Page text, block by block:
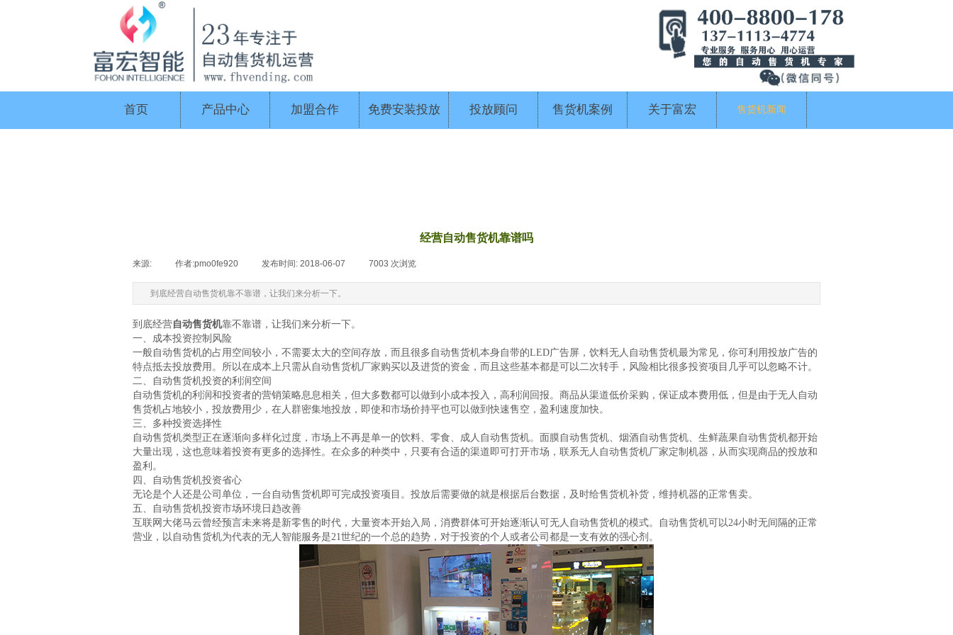
首页 产品中心 加盟合作 免费安装投放 投放顾问 售货机案例 关于富宏 售货机新闻
经营自动售货机靠谱吗
来源: 作者:pmo0fe920 发布时间: 2018-06-07 7003 次浏览
到底经营自动售货机靠不靠谱，让我们来分析一下。
到底经营自动售货机靠不靠谱，让我们来分析一下。
一、成本投资控制风险
一般自动售货机的占用空间较小，不需要太大的空间存放，而且很多自动售货机本身自带的LED广告屏，饮料无人自动售货机最为常见，你可利用投放广告的
特点抵去投放费用。所以在成本上只需从自动售货机厂家购买以及进货的资金，而且这些基本都是可以二次转手，风险相比很多投资项目几乎可以忽略不计。
二、自动售货机投资的利润空间
自动售货机的利润和投资者的营销策略息息相关，但大多数都可以做到小成本投入，高利润回报。商品从渠道低价采购，保证成本费用低，但是由于无人自动
售货机占地较小，投放费用少，在人群密集地投放，即使和市场价持平也可以做到快速售空，盈利速度加快。
三、多种投资选择性
自动售货机类型正在逐渐向多样化过度，市场上不再是单一的饮料、零食、成人自动售货机。面膜自动售货机、烟酒自动售货机、生鲜蔬果自动售货机都开始
大量出现，这也意味着投资有更多的选择性。在众多的种类中，只要有合适的渠道即可打开市场，联系无人自动售货机厂家定制机器，从而实现商品的投放和
盈利。
四、自动售货机投资省心
无论是个人还是公司单位，一台自动售货机即可完成投资项目。投放后需要做的就是根据后台数据，及时给售货机补货，维持机器的正常售卖。
五、自动售货机投资市场环境日趋改善
互联网大佬马云曾经预言未来将是新零售的时代，大量资本开始入局，消费群体可开始逐渐认可无人自动售货机的模式。自动售货机可以24小时无间隔的正常
营业，以自动售货机为代表的无人智能服务是21世纪的一个总的趋势，对于投资的个人或者公司都是一支有效的强心剂。